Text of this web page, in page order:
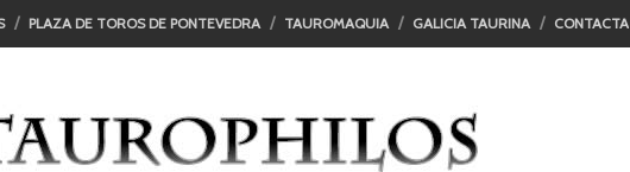
PLAZA DE TOROS DE PONTEVEDRA TAUROMAQUIA GALICIA TAURINA CONTACTA